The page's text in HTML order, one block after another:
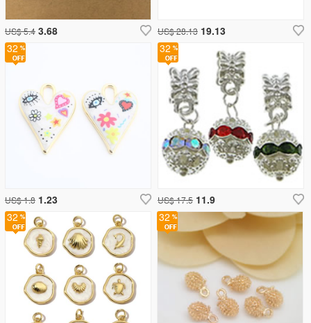
32
32
US$ 1.8 1.23
US$ 5.4 3.68 US$ 28.13 19.13
32
32
US$ 17.5 11.9